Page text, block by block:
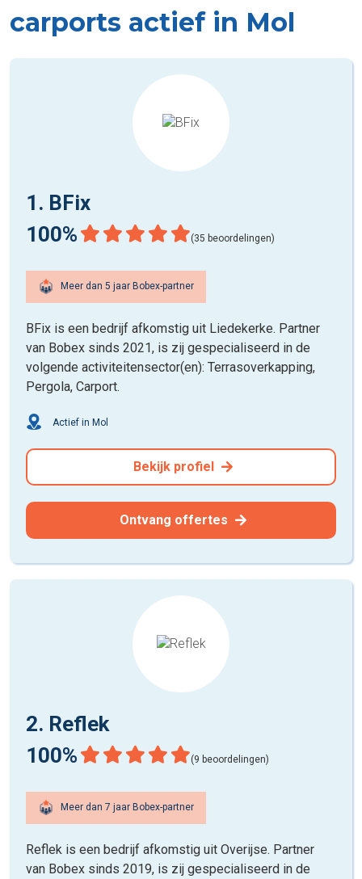
carports actief in Mol
1. BFix
100%
(35 beoordelingen)
Meer dan 5 jaar Bobex-partner
BFix is een bedrijf afkomstig uit Liedekerke. Partner
van Bobex sinds 2021, is zij gespecialiseerd in de
volgende activiteitensector(en): Terrasoverkapping,
Pergola, Carport.
Actief in Mol
Bekijk profiel
Ontvang offertes
2. Reflek
100%
(9 beoordelingen)
Meer dan 7 jaar Bobex-partner
Reflek is een bedrijf afkomstig uit Overijse. Partner
van Bobex sinds 2019, is zij gespecialiseerd in de